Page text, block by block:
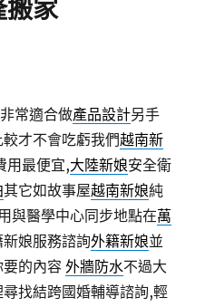
搬家
非常適合做產品設計另手
較才不會吃虧我們越南新
用最便宜,大陸新娘安全衛
其它如故事屋越南新娘純
與醫學中心同步地點在萬
娘服務諮詢外籍新娘並
要的內容外牆防水不過大
找結跨國婚輔導諮詢,輕